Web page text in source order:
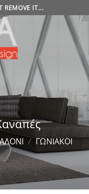
REMOVE IT...
/ ΓΩΝΙΑΚΟΊ